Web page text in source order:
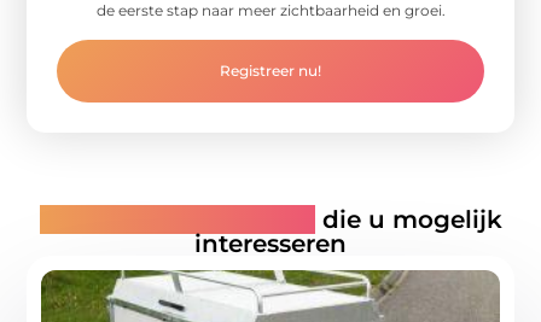
de eerste stap naar meer zichtbaarheid en groei.
Registreer nu!
die u mogelijk
interesseren